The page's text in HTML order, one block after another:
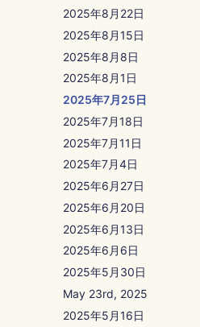
2025年8月22日
2025年8月15日
2025年8月8日
2025年8月1日
2025年7月25日
2025年7月18日
2025年7月11日
2025年7月4日
2025年6月27日
2025年6月20日
2025年6月13日
2025年6月6日
2025年5月30日
May 23rd, 2025
2025年5月16日